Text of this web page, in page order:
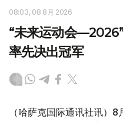
08:03, 08 8月 2026
“未来运动会
率先决出冠军
（哈萨克国际通讯社讯）